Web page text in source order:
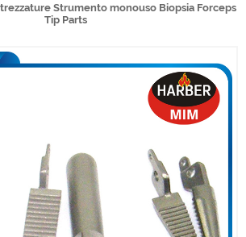
Strumento monouso Biopsia Forceps
Tip Parts